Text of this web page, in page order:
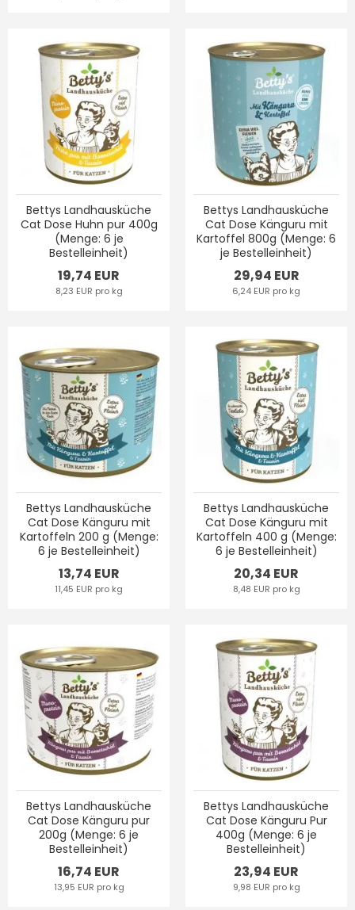
Bettys Landhausküche
Cat Dose Huhn pur 400g
(Menge: 6 je
Bestelleinheit)
19,74 EUR
8,23 EUR pro kg
Bettys Landhausküche
Cat Dose Känguru mit
Kartoffel 800g (Menge: 6
je Bestelleinheit)
29,94 EUR
6,24 EUR pro kg
Bettys Landhausküche
Cat Dose Känguru mit
Kartoffeln 200 g (Menge:
6 je Bestelleinheit)
13,74 EUR
11,45 EUR pro kg
Bettys Landhausküche
Cat Dose Känguru mit
Kartoffeln 400 g (Menge:
6 je Bestelleinheit)
20,34 EUR
8,48 EUR pro kg
Bettys Landhausküche
Cat Dose Känguru pur
200g (Menge: 6 je
Bestelleinheit)
16,74 EUR
13,95 EUR pro kg
Bettys Landhausküche
Cat Dose Känguru Pur
400g (Menge: 6 je
Bestelleinheit)
23,94 EUR
9,98 EUR pro kg